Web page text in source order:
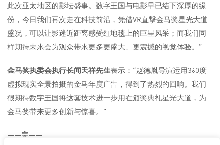
此次亚太地区的影坛盛事。数字王国与电影早已结下深厚的缘
份，今日我们再次走在科技前沿，凭借VR直撃金马奖星光大道
盛况，可以让影迷近距离感受红地毯上的巨星风采；而我们同
样期待未来会为观众带来更多更盛大、更震撼的视觉体验。”
金马奖执委会执行长闻天祥先生表示：“赵德胤导演运用360度
虚拟现实全景拍摄的金马年度广告，得到了热烈的回响。我们
很期待数字王国将这套技术进一步用在颁奖典礼星光大道，为
金马奖带来更多创新与惊喜。”
——完——